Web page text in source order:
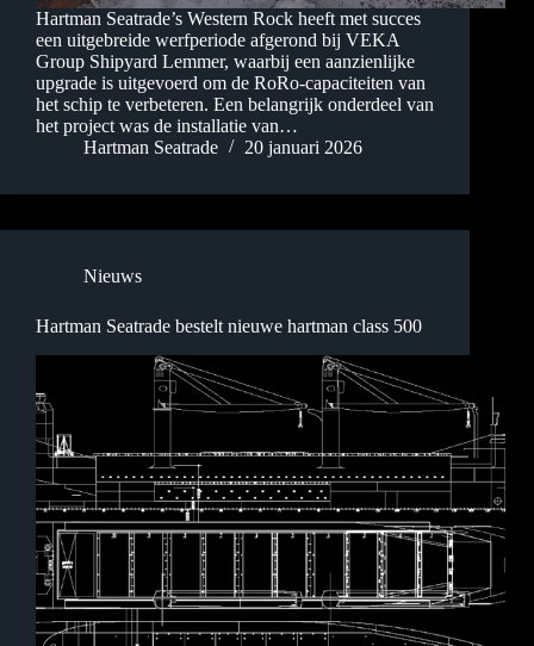
Hartman Seatrade’s Western Rock heeft met succes
een uitgebreide werfperiode afgerond bij VEKA
Group Shipyard Lemmer, waarbij een aanzienlijke
upgrade is uitgevoerd om de RoRo-capaciteiten van
het schip te verbeteren. Een belangrijk onderdeel van
het project was de installatie van…
Hartman Seatrade
20 januari 2026
Nieuws
Hartman Seatrade bestelt nieuwe hartman class 500